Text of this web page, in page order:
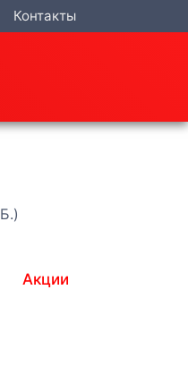
Контакты
Акции